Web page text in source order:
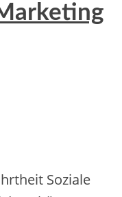
Soziale